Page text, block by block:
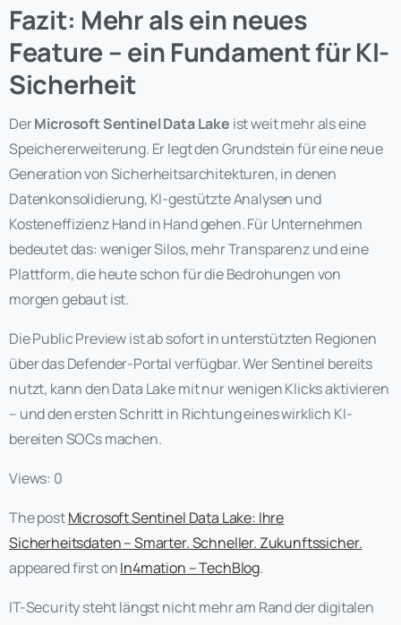
Fazit: Mehr als ein neues
Feature – ein Fundament für KI-
Sicherheit
DerMicrosoft Sentinel Data Lake ist weit mehr als eine
Speichererweiterung. Er legt den Grundstein für eine neue
Generation von Sicherheitsarchitekturen, in denen
Datenkonsolidierung, KI-gestützte Analysen und
Kosteneffizienz Hand in Hand gehen. Für Unternehmen
bedeutet das: weniger Silos, mehr Transparenz und eine
Plattform, die heute schon für die Bedrohungen von
morgen gebaut ist.
Die Public Preview ist ab sofort in unterstützten Regionen
über das Defender-Portal verfügbar. Wer Sentinel bereits
nutzt, kann den Data Lake mit nur wenigen Klicks aktivieren
– und den ersten Schritt in Richtung eines wirklich KI-
bereiten SOCs machen.
Views: 0
The postMicrosoft Sentinel Data Lake: Ihre
Sicherheitsdaten – Smarter. Schneller. Zukunftssicher.
appeared first onIn4mation – TechBlog.
IT-Security steht längst nicht mehr am Rand der digitalen